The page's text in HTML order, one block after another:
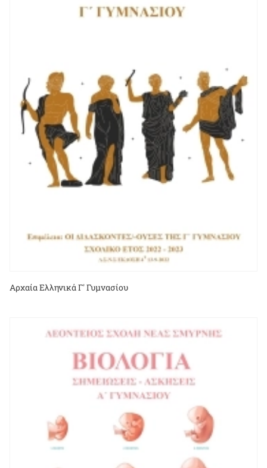
Αρχαία Ελληνικά Γ' Γυμνασίου